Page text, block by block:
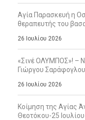
Αγία Παρασκευή η
θεραπευτής του
26 Ιουλίου 2026
«Σινέ ΟΛΥΜΠΟΣ»! –
Γιώργου
26 Ιουλίου 2026
Κοίμηση της Αγίας
Θεοτόκου-25 Ιουλίου